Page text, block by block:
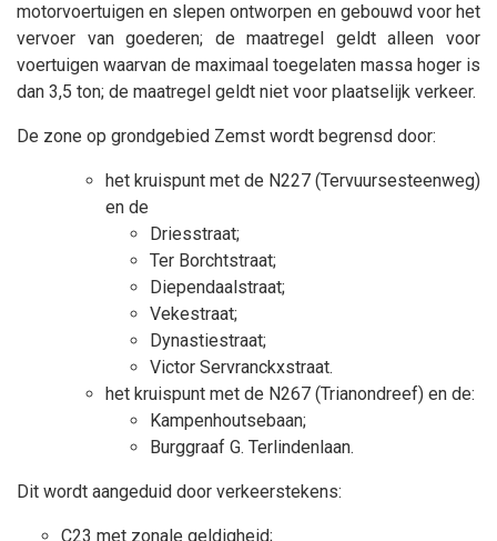
motorvoertuigen en slepen ontworpen en gebouwd voor het
vervoer van goederen; de maatregel geldt alleen voor
voertuigen waarvan de maximaal toegelaten massa hoger is
dan 3,5 ton; de maatregel geldt niet voor plaatselijk verkeer.
De zone op grondgebied Zemst wordt begrensd door:
het kruispunt met de N227 (Tervuursesteenweg)
en de
Driesstraat;
Ter Borchtstraat;
Diependaalstraat;
Vekestraat;
Dynastiestraat;
Victor Servranckxstraat.
het kruispunt met de N267 (Trianondreef) en de:
Kampenhoutsebaan;
Burggraaf G. Terlindenlaan.
Dit wordt aangeduid door verkeerstekens:
C23 met zonale geldigheid;